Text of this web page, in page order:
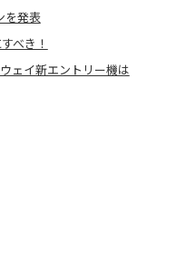
を発表
べき！
ェイ新エントリー機は